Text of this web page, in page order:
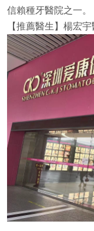
信賴種牙醫院之一。
【推薦醫生】楊宏